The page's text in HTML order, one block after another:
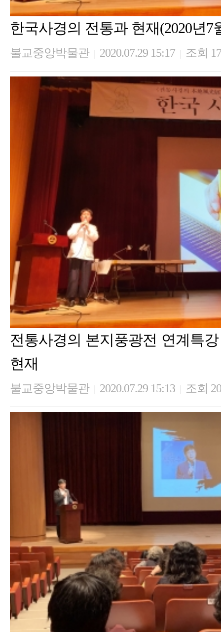
한국사경의 전통과 현재(2020년7
불교중앙박물관 2020.07.29 15:17 조회
전통사경의 본지풍광전 연계특
현재
불교중앙박물관 2020.07.29 15:13 조회